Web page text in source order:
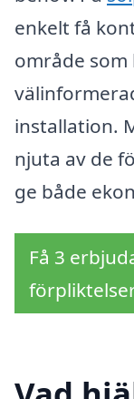
enkelt få
område
installation.
njuta av de
ge både
Få 3